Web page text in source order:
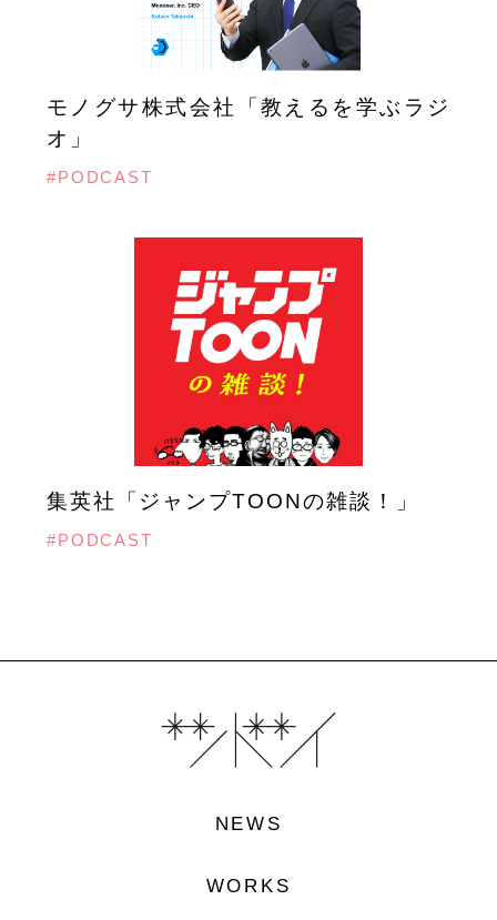
モノグサ株式会社「教えるを学ぶラジ
オ」
#PODCAST
集英社「ジャンプTOONの雑談！」
#PODCAST
NEWS
WORKS